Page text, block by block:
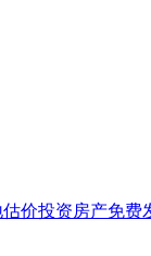
价投资房产免费